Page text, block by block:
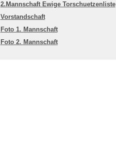
2.Mannschaft Ewige Torschuetzenliste
Vorstandschaft
Foto 1. Mannschaft
Foto 2. Mannschaft